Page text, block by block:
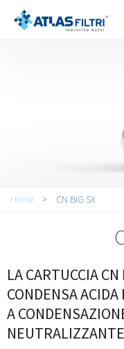
Salta al contenuto principale
Tu sei qui
Home > CN BIG SX
LA CARTUCCIA
CONDENSA
A